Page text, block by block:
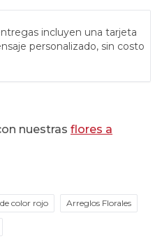
incluyen una tarjeta
personalizado, sin costo
nuestras flores a
color rojo Arreglos Florales